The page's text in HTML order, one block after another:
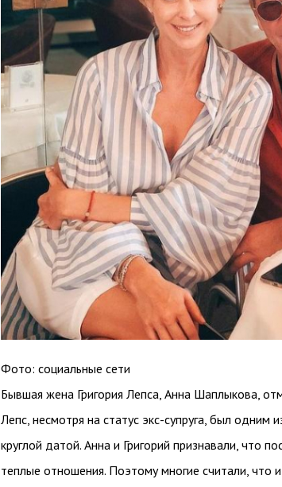
Фото: социальные сети
Бывшая жена Григория Лепса, Анна Шаплыкова,
Лепс, несмотря на статус экс-супруга, был одним
круглой датой. Анна и Григорий признавали, что
теплые отношения. Поэтому многие считали, что